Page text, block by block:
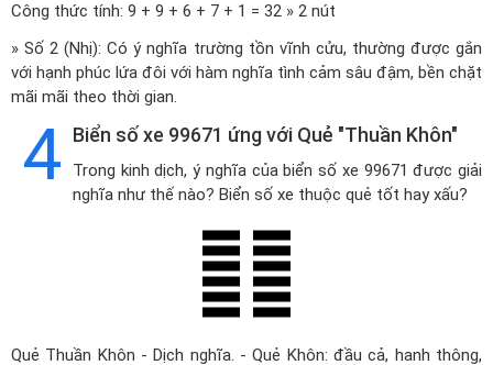
Công thức tính: 9 + 9 + 6 + 7 + 1 = 32 » 2 nút
» Số 2 (Nhị): Có ý nghĩa trường tồn vĩnh cửu, thường được gắn
với hạnh phúc lứa đôi với hàm nghĩa tình cảm sâu đậm, bền chặt
mãi mãi theo thời gian.
4 Biển số xe 99671 ứng với Quẻ "Thuần Khôn"
Trong kinh dịch, ý nghĩa của biển số xe 99671 được giải
nghĩa như thế nào? Biển số xe thuộc quẻ tốt hay xấu?
Quẻ Thuần Khôn - Dịch nghĩa. - Quẻ Khôn: đầu cả, hanh thông,